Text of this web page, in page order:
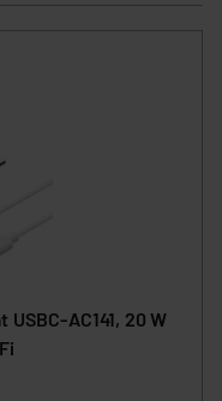
AC141, 20 W